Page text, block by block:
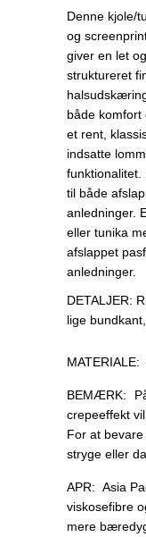
Denne kjole/
og
giver en let
struktureret
både komfort
et rent,
indsatte
funktionalitet.
til både
anledninger.
eller tunika
afslappet
anledninger.
DETALJER:
lige
MATERIALE:
BEMÆRK:
crepeeffekt
For at
stryge eller
APR: Asia
viskosefibre
mere